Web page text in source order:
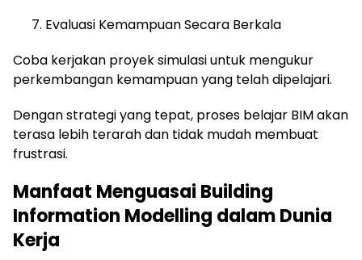
Evaluasi Kemampuan Secara Berkala
Coba kerjakan proyek simulasi untuk mengukur
perkembangan kemampuan yang telah dipelajari.
Dengan strategi yang tepat, proses belajar BIM akan
terasa lebih terarah dan tidak mudah membuat
frustrasi.
Manfaat Menguasai Building
Information Modelling dalam Dunia
Kerja